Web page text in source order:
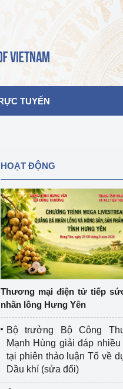
TUYẾN
HOẠT ĐỘNG
Thương mại điện tử tiếp
nhãn lồng Hưng Yên
Bộ trưởng Bộ Công
Mạnh Hùng giải đáp nhiều
tại phiên thảo luận Tổ về
Dầu khí (sửa đổi)